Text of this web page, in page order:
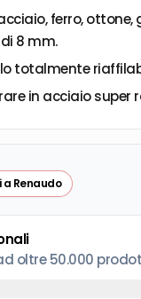
ferro, ottone,
8 mm.
totalmente
in acciaio super
a Renaudo
oltre 50.000